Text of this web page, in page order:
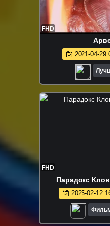
FHD
2021-04-29
FHD
Парадокс
2025-02-12